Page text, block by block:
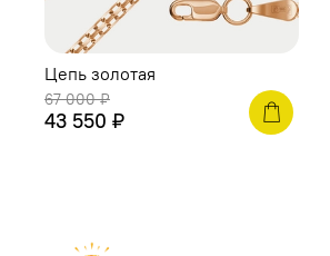
Цепь золотая
67 000 ₽
43 550 ₽